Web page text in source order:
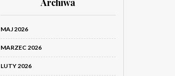
Archiwa
MAJ 2026
MARZEC 2026
LUTY 2026